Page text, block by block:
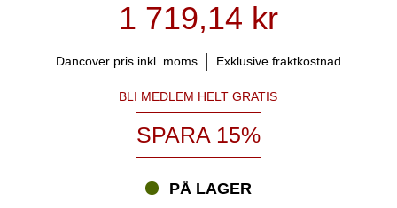
1 719,14 kr
Dancover pris inkl. moms Exklusive fraktkostnad
BLI MEDLEM HELT GRATIS
SPARA 15%
PÅ LAGER